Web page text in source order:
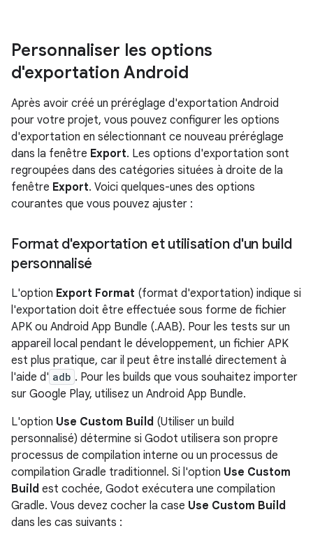
Personnaliser les options
d'exportation Android
Après avoir créé un préréglage d'exportation Android
pour votre projet, vous pouvez configurer les options
d'exportation en sélectionnant ce nouveau préréglage
dans la fenêtre Export. Les options d'exportation sont
regroupées dans des catégories situées à droite de la
fenêtre Export. Voici quelques-unes des options
courantes que vous pouvez ajuster :
Format d'exportation et utilisation d'un build
personnalisé
L'option Export Format (format d'exportation) indique si
l'exportation doit être effectuée sous forme de fichier
APK ou Android App Bundle (.AAB). Pour les tests sur un
appareil local pendant le développement, un fichier APK
est plus pratique, car il peut être installé directement à
l'aide d' adb . Pour les builds que vous souhaitez importer
sur Google Play, utilisez un Android App Bundle.
L'option Use Custom Build (Utiliser un build
personnalisé) détermine si Godot utilisera son propre
processus de compilation interne ou un processus de
compilation Gradle traditionnel. Si l'option Use Custom
Build est cochée, Godot exécutera une compilation
Gradle. Vous devez cocher la case Use Custom Build
dans les cas suivants :